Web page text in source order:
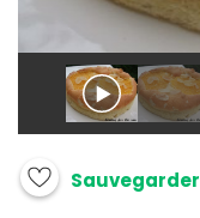
Sauvegarder